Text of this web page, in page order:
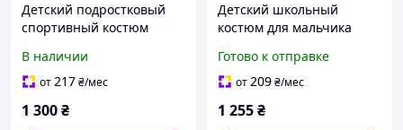
Детский подростковый
спортивный костюм
152, 158, 164,170 черный
В наличии
от217₴/мес
1 300₴
Детский школьный
костюм для мальчика
классический костюм
пиджак и штаны Арт.
Готово к отправке
от209₴/мес
1 255₴